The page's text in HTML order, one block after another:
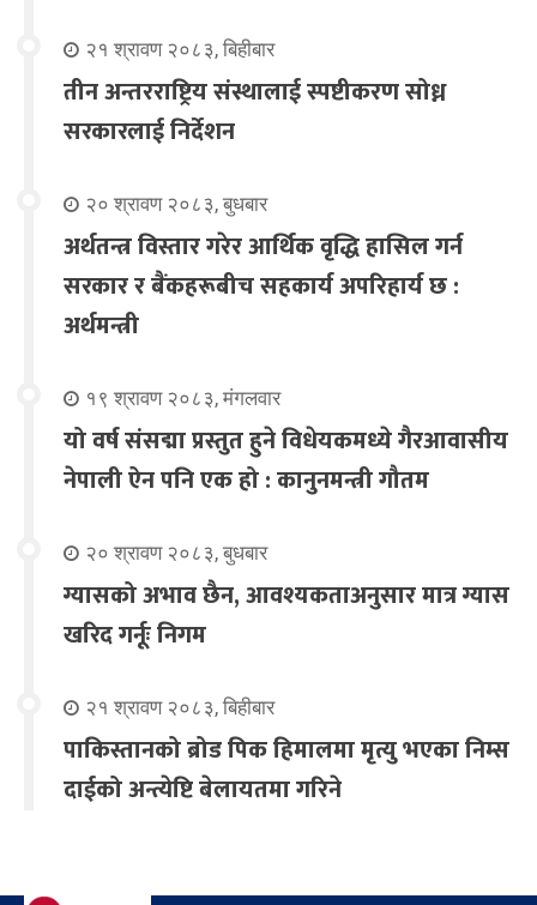
२१ श्रावण २०८३, बिहीबार
तीन अन्तरराष्ट्रिय संस्थालाई स्पष्टीकरण सोध्न
सरकारलाई निर्देशन
२० श्रावण २०८३, बुधबार
अर्थतन्त्र विस्तार गरेर आर्थिक वृद्धि हासिल गर्न
सरकार र बैंकहरूबीच सहकार्य अपरिहार्य छ :
अर्थमन्त्री
१९ श्रावण २०८३, मंगलवार
यो वर्ष संसद्मा प्रस्तुत हुने विधेयकमध्ये गैरआवासीय
नेपाली ऐन पनि एक हो : कानुनमन्त्री गौतम
२० श्रावण २०८३, बुधबार
ग्यासको अभाव छैन, आवश्यकताअनुसार मात्र ग्यास
खरिद गर्नूः निगम
२१ श्रावण २०८३, बिहीबार
पाकिस्तानको ब्रोड पिक हिमालमा मृत्यु भएका निम्स
दाईको अन्त्येष्टि बेलायतमा गरिने